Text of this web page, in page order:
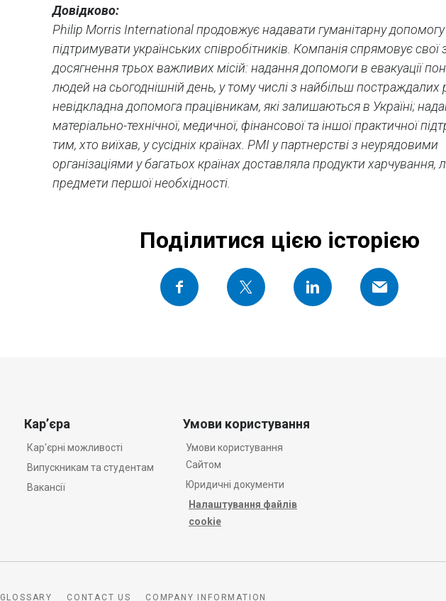
Довідково:
Philip Morris International продовжує надавати гуманітарну допомогу
підтримувати українських співробітників. Компанія спрямовує свої
досягнення трьох важливих місій: надання допомоги в евакуації
людей на сьогоднішній день, у тому числі з найбільш постраждалих
невідкладна допомога працівникам, які залишаються в Україні;
матеріально-технічної, медичної, фінансової та іншої практичної
тим, хто виїхав, у сусідніх країнах. PMI у партнерстві з неурядовими
організаціями у багатьох країнах доставляла продукти харчування,
предмети першої необхідності.
Поділитися цією історією
Кар’єра
Кар'єрні можливості
Випускникам та студентам
Вакансії
Умови користування
Умови користування
Сайтом
Юридичні документи
Налаштування файлів
cookie
GLOSSARY CONTACT US COMPANY INFORMATION